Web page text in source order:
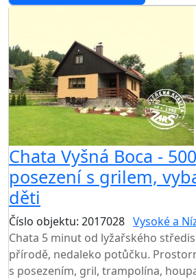
Chata Vyšná Boca -
posezení s grilem,
děti
Číslo objektu: 2017028 Vysoké a
Chata 5 minut od lyžařského
přírodě, nedaleko potůčku.
s posezením, gril, trampolína,